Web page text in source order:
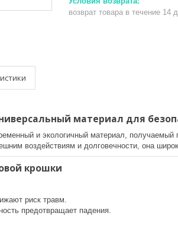
возврат товара в течение 14
материал для
и экологичный материал,
воздействиям и долговечности, она
крошки
риск травм.
предотвращает падения.